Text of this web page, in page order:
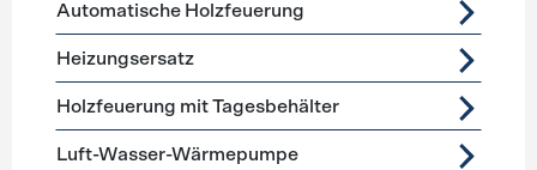
Automatische Holzfeuerung
Heizungsersatz
Holzfeuerung mit Tagesbehälter
Luft-Wasser-Wärmepumpe